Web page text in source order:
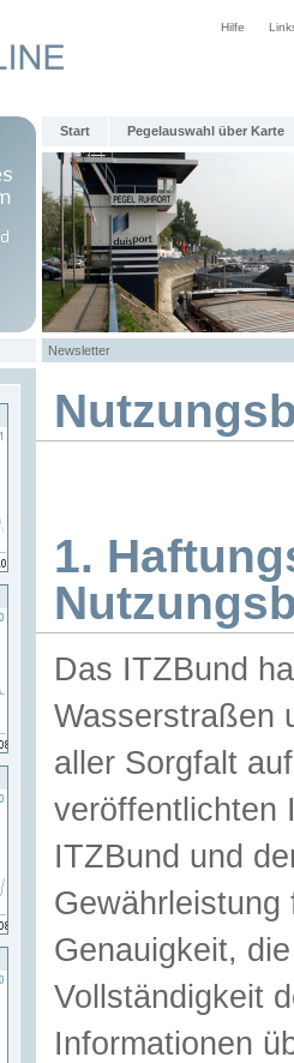
Hilfe
Start Pegelauswahl über Karte
Newsletter
1.
Das ITZBund
Wasserstraßen
aller Sorgfalt
veröffentlichten
ITZBund und
Genauigkeit,
Vollständigkeit
Informationen